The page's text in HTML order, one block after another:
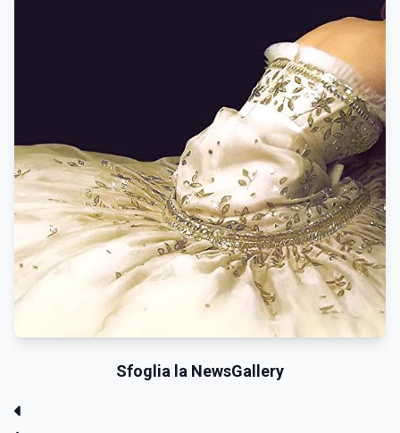
Sfoglia la NewsGallery